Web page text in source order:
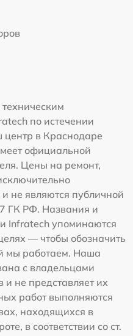
по истечении
в Краснодаре
официальной
Цены на ремонт,
не являются публичной
ГК РФ. Названия и
Infratech упоминаются
— чтобы обозначить
мы работаем. Наша
с владельцами
не представляет их
работ выполняются
находящихся в
в соответствии со ст.